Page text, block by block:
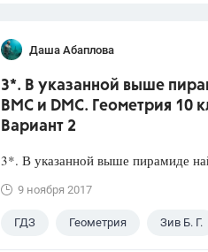
Даша Абаплова
3*. В указанной выше
ВМС и DMC. Геометрия 10
Вариант 2
3*. В указанной выше пирамиде
9 ноября 2017
ГДЗ Геометрия Зив Б. Г.